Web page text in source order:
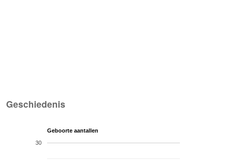
Geschiedenis
Geboorte aantallen
30